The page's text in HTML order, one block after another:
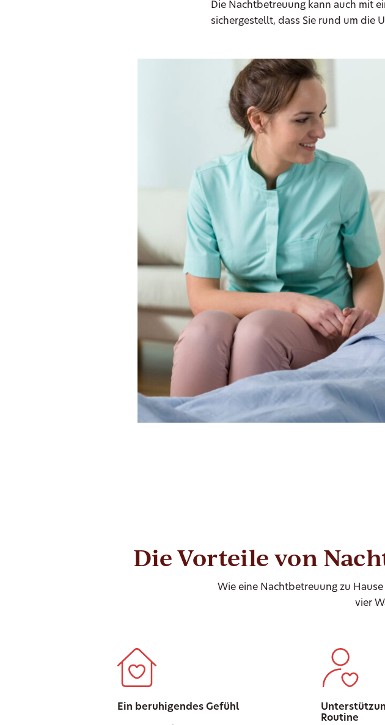
Die Nachtbetreuung kann auch mit
sichergestellt, dass Sie rund um die
Die Vorteile von
Wie eine Nachtbetreuung zu
vier
Ein beruhigendes Gefühl
Routine